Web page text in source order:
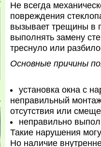
Не всегда
повреждения
вызывает трещины в
выполнять замену
треснуло или
Основные причины
установка окна с
неправильный
отсутствия или
неправильно
Такие нарушения
Но наличие